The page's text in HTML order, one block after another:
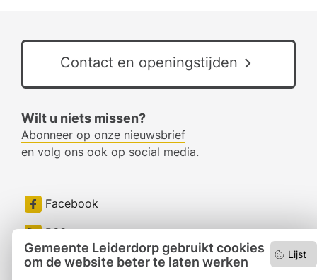
Lijst
Gemeente Leiderdorp gebruikt cookies
om de website beter te laten werken
Contact en openingstijden
Wilt u niets missen?
Abonneer op onze nieuwsbrief
en volg ons ook op social media.
Facebook
RSS
LinkedIn